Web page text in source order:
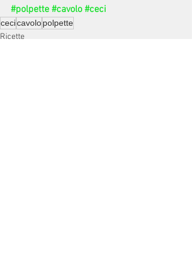
#polpette #cavolo #ceci
cecicavolopolpette
Ricette